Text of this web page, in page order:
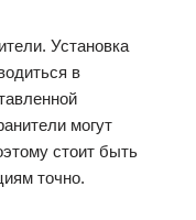
Установка
в
могут
стоит быть
точно.